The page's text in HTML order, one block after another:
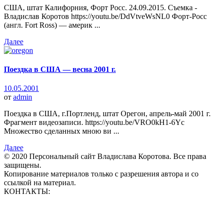
США, штат Калифорния, Форт Росс. 24.09.2015. Съемка -
Владислав Коротов https://youtu.be/DdVtveWsNL0 Форт-Росс
(англ. Fort Ross) — америк ...
Далее
Поездка в США — весна 2001 г.
10.05.2001
от admin
Поездка в США, г.Портленд, штат Орегон, апрель-май 2001 г.
Фрагмент видеозаписи. https://youtu.be/VRO0kH1-6Yc
Множество сделанных мною ви ...
Далее
© 2020 Персональный сайт Владислава Коротова. Все права
защищены.
Копирование материалов только с разрешения автора и со
ссылкой на материал.
КОНТАКТЫ: